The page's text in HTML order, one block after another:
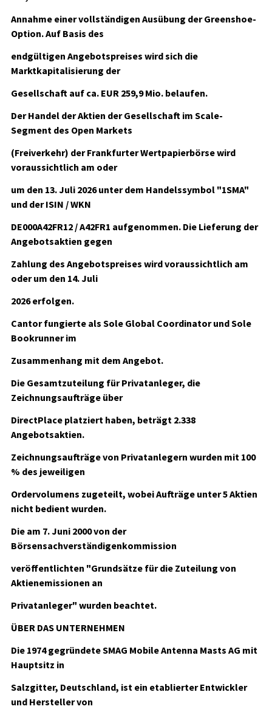
Annahme einer vollständigen Ausübung der Greenshoe-
Option. Auf Basis des
endgültigen Angebotspreises wird sich die
Marktkapitalisierung der
Gesellschaft auf ca. EUR 259,9 Mio. belaufen.
Der Handel der Aktien der Gesellschaft im Scale-
Segment des Open Markets
(Freiverkehr) der Frankfurter Wertpapierbörse wird
voraussichtlich am oder
um den 13. Juli 2026 unter dem Handelssymbol "1SMA"
und der ISIN / WKN
DE000A42FR12 / A42FR1 aufgenommen. Die Lieferung der
Angebotsaktien gegen
Zahlung des Angebotspreises wird voraussichtlich am
oder um den 14. Juli
2026 erfolgen.
Cantor fungierte als Sole Global Coordinator und Sole
Bookrunner im
Zusammenhang mit dem Angebot.
Die Gesamtzuteilung für Privatanleger, die
Zeichnungsaufträge über
DirectPlace platziert haben, beträgt 2.338
Angebotsaktien.
Zeichnungsaufträge von Privatanlegern wurden mit 100
% des jeweiligen
Ordervolumens zugeteilt, wobei Aufträge unter 5 Aktien
nicht bedient wurden.
Die am 7. Juni 2000 von der
Börsensachverständigenkommission
veröffentlichten "Grundsätze für die Zuteilung von
Aktienemissionen an
Privatanleger" wurden beachtet.
ÜBER DAS UNTERNEHMEN
Die 1974 gegründete SMAG Mobile Antenna Masts AG mit
Hauptsitz in
Salzgitter, Deutschland, ist ein etablierter Entwickler
und Hersteller von